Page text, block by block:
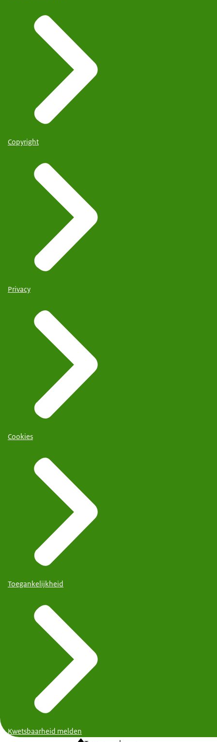
Copyright
Privacy
Cookies
Toegankelijkheid
Kwetsbaarheid melden